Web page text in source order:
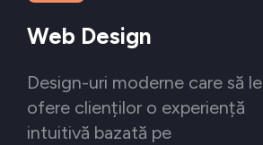
Web Design
Design-uri moderne care să le
ofere clienților o experiență
intuitivă bazată pe